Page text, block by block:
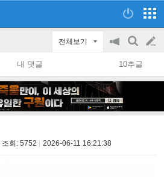
전체보기
공
지
on/off
검
색
글
쓰
내 댓글 10추글
조회: 5752 2026-06-11 16:21:38